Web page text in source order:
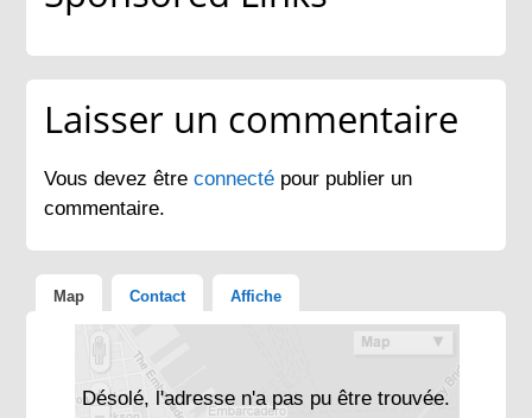
Laisser un commentaire
Vous devez êtreconnecté pour publier un
commentaire.
Map Contact Affiche
Désolé, l'adresse n'a pas pu être trouvée.